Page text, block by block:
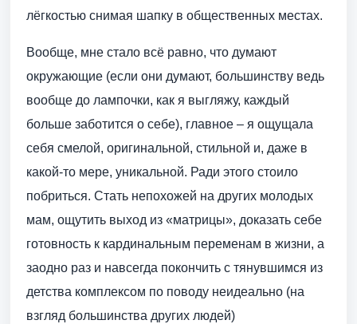
лёгкостью снимая шапку в общественных местах.
Вообще, мне стало всё равно, что думают
окружающие (если они думают, большинству ведь
вообще до лампочки, как я выгляжу, каждый
больше заботится о себе), главное – я ощущала
себя смелой, оригинальной, стильной и, даже в
какой-то мере, уникальной. Ради этого стоило
побриться. Стать непохожей на других молодых
мам, ощутить выход из «матрицы», доказать себе
готовность к кардинальным переменам в жизни, а
заодно раз и навсегда покончить с тянувшимся из
детства комплексом по поводу неидеально (на
взгляд большинства других людей)